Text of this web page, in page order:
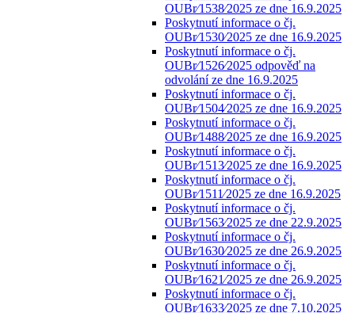
OUBr⁄1538⁄2025 ze dne 16.9.2025
Poskytnutí informace o čj.
OUBr⁄1530⁄2025 ze dne 16.9.2025
Poskytnutí informace o čj.
OUBr⁄1526⁄2025 odpověď na
odvolání ze dne 16.9.2025
Poskytnutí informace o čj.
OUBr⁄1504⁄2025 ze dne 16.9.2025
Poskytnutí informace o čj.
OUBr⁄1488⁄2025 ze dne 16.9.2025
Poskytnutí informace o čj.
OUBr⁄1513⁄2025 ze dne 16.9.2025
Poskytnutí informace o čj.
OUBr⁄1511⁄2025 ze dne 16.9.2025
Poskytnutí informace o čj.
OUBr⁄1563⁄2025 ze dne 22.9.2025
Poskytnutí informace o čj.
OUBr⁄1630⁄2025 ze dne 26.9.2025
Poskytnutí informace o čj.
OUBr⁄1621⁄2025 ze dne 26.9.2025
Poskytnutí informace o čj.
OUBr⁄1633⁄2025 ze dne 7.10.2025